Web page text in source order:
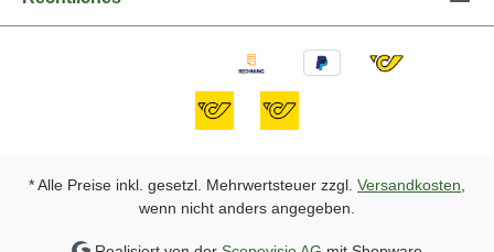
* Alle Preise inkl. gesetzl. Mehrwertsteuer zzgl. Versandkosten
wenn nicht anders angegeben.